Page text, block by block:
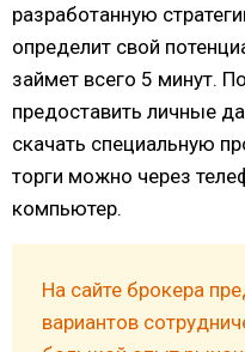
разработанную
определит свой
займет всего 5 минут.
предоставить личные
скачать специальную
торги можно через
компьютер.
На сайте брокера
вариантов